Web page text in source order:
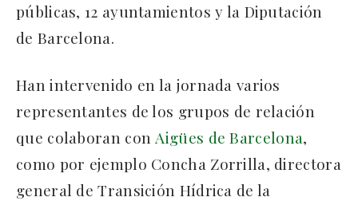
públicas, 12 ayuntamientos y la Diputación
de Barcelona.
Han intervenido en la jornada varios
representantes de los grupos de relación
que colaboran conAigües de Barcelona,
como por ejemplo Concha Zorrilla, directora
general de Transición Hídrica de la